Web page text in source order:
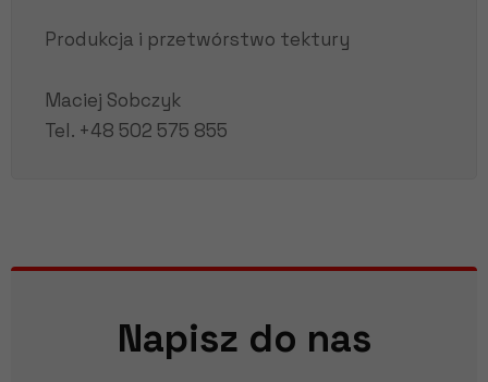
Produkcja i przetwórstwo tektury
Maciej Sobczyk
Tel. +48 502 575 855
Napisz do nas